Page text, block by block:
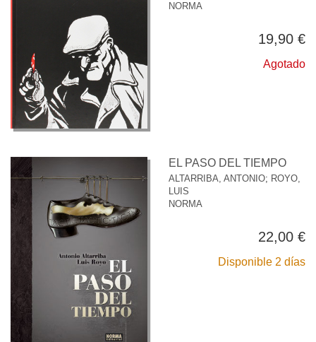
NORMA
19,90 €
Agotado
EL PASO DEL TIEMPO
ALTARRIBA, ANTONIO; ROYO,
LUIS
NORMA
22,00 €
Disponible 2 días